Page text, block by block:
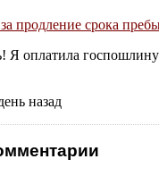
продление срока
Я оплатила госпошлину
назад